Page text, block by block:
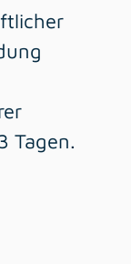
Tagen.